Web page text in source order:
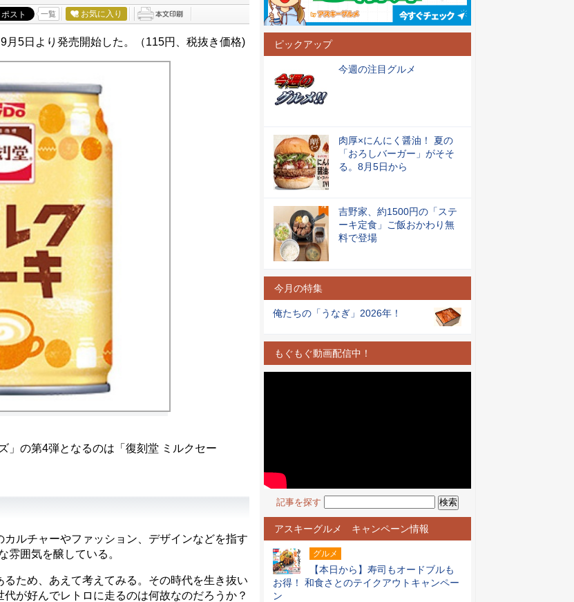
一覧 お気に入り
5日より発売開始した。（115円、税抜き価格)
の第4弾となるのは「復刻堂 ミルクセー
ルチャーやファッション、デザインなどを指す
雰囲気を醸している。
ため、あえて考えてみる。その時代を生き抜い
が好んでレトロに走るのは何故なのだろうか？
ピックアップ
今週の注目グルメ
肉厚×にんにく醤油！ 夏の
「おろしバーガー」がそそ
る。8月5日から
吉野家、約1500円の「ステ
ーキ定食」ご飯おかわり無
料で登場
今月の特集
俺たちの「うなぎ」2026年！
もぐもぐ動画配信中！
記事を探す
アスキーグルメ キャンペーン情報
グルメ
【本日から】寿司もオードブルも
お得！ 和食さとのテイクアウトキャンペー
ン